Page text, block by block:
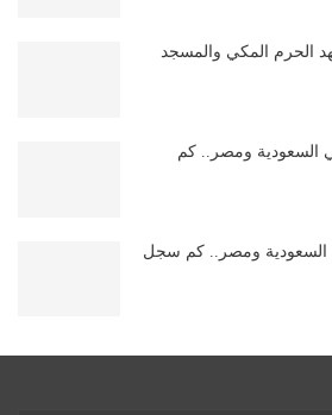
الحرم المكي والمسجد
السعودية ومصر.. كم
السعودية ومصر.. كم سجل